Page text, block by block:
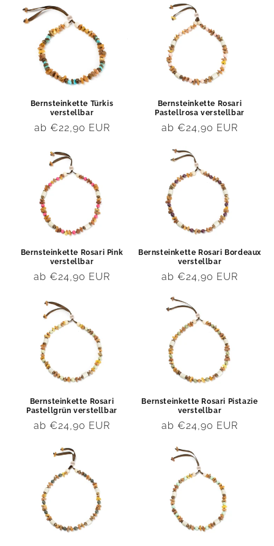
Bernsteinkette Türkis
verstellbar
Normaler
ab €22,90 EUR
Bernsteinkette Rosari
Pastellrosa verstellbar
Normaler
ab €24,90 EUR
Bernsteinkette Rosari Pink
verstellbar
Normaler
ab €24,90 EUR
Bernsteinkette Rosari Bordeaux
verstellbar
Normaler
ab €24,90 EUR
Bernsteinkette Rosari
Pastellgrün verstellbar
Normaler
ab €24,90 EUR
Bernsteinkette Rosari Pistazie
verstellbar
Normaler
ab €24,90 EUR